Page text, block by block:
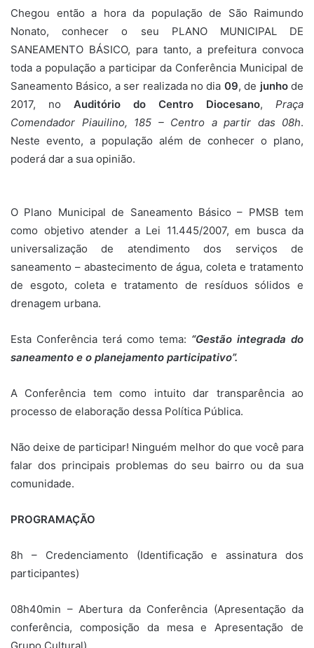
Chegou então a hora da população de São Raimundo
Nonato, conhecer o seu PLANO MUNICIPAL DE
SANEAMENTO BÁSICO, para tanto, a prefeitura convoca
toda a população a participar da Conferência Municipal de
Saneamento Básico, a ser realizada no dia 09, de junhode
2017, no Auditório do Centro Diocesano, Praça
Comendador Piauilino, 185 – Centro a partir das 08h.
Neste evento, a população além de conhecer o plano,
poderá dar a sua opinião.
O Plano Municipal de Saneamento Básico – PMSB tem
como objetivo atender a Lei 11.445/2007, em busca da
universalização de atendimento dos serviços de
saneamento – abastecimento de água, coleta e tratamento
de esgoto, coleta e tratamento de resíduos sólidos e
drenagem urbana.
Esta Conferência terá como tema: “Gestão integrada do
saneamento e o planejamento participativo”.
A Conferência tem como intuito dar transparência ao
processo de elaboração dessa Política Pública.
Não deixe de participar! Ninguém melhor do que você para
falar dos principais problemas do seu bairro ou da sua
comunidade.
PROGRAMAÇÃO
8h – Credenciamento (Identificação e assinatura dos
participantes)
08h40min – Abertura da Conferência (Apresentação da
conferência, composição da mesa e Apresentação de